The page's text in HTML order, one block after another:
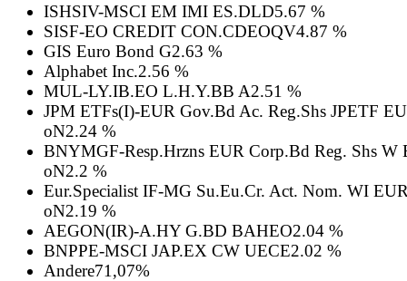
ISHSIV-MSCI EM IMI ES.DLD5.67 %
SISF-EO CREDIT CON.CDEOQV4.87 %
GIS Euro Bond G2.63 %
Alphabet Inc.2.56 %
MUL-LY.IB.EO L.H.Y.BB A2.51 %
JPM ETFs(I)-EUR Gov.Bd Ac. Reg.Shs JPETF
oN2.24 %
BNYMGF-Resp.Hrzns EUR Corp.Bd Reg. Shs W
oN2.2 %
Eur.Specialist IF-MG Su.Eu.Cr. Act. Nom. WI
oN2.19 %
AEGON(IR)-A.HY G.BD BAHEO2.04 %
BNPPE-MSCI JAP.EX CW UECE2.02 %
Andere71,07%